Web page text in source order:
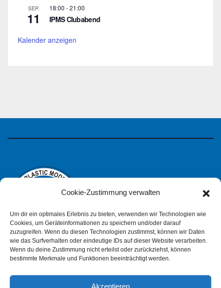
Cookie-Zustimmung verwalten
Um dir ein optimales Erlebnis zu bieten, verwenden wir Technologien wie
Cookies, um Geräteinformationen zu speichern und/oder darauf
zuzugreifen. Wenn du diesen Technologien zustimmst, können wir Daten
wie das Surfverhalten oder eindeutige IDs auf dieser Website verarbeiten.
Wenn du deine Zustimmung nicht erteilst oder zurückziehst, können
bestimmte Merkmale und Funktionen beeinträchtigt werden.
Akzeptieren
SEP.
11
18:00 -21:00
IPMS Clubabend
Kalender anzeigen
IPMS Deutschland